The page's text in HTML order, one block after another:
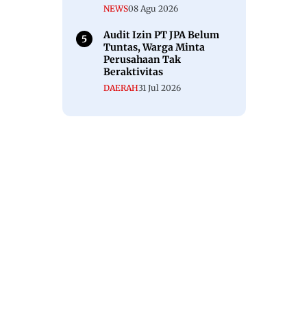
NEWS08 Agu 2026
Audit Izin PT JPA Belum
Tuntas, Warga Minta
Perusahaan Tak
Beraktivitas
DAERAH31 Jul 2026